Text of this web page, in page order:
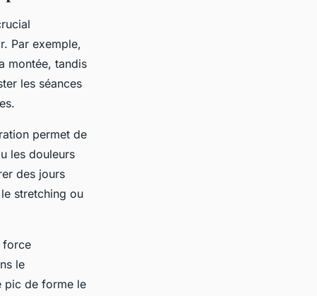
Par exemple,
montée, tandis
les séances
permet de
les douleurs
des jours
stretching ou
force
le
pic de forme le